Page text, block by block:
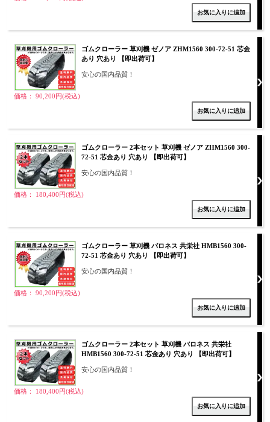
ゴムクローラー 草刈機 ゼノア ZHM1560 300-72-51 芯金
あり 穴あり 【即出荷可】
安心の国内品質！
価格： 90,200円(税込)
ゴムクローラー 2本セット 草刈機 ゼノア ZHM1560 300-
72-51 芯金あり 穴あり 【即出荷可】
安心の国内品質！
価格： 180,400円(税込)
ゴムクローラー 草刈機 バロネス 共栄社 HMB1560 300-
72-51 芯金あり 穴あり 【即出荷可】
安心の国内品質！
価格： 90,200円(税込)
ゴムクローラー 2本セット 草刈機 バロネス 共栄社
HMB1560 300-72-51 芯金あり 穴あり 【即出荷可】
安心の国内品質！
価格： 180,400円(税込)